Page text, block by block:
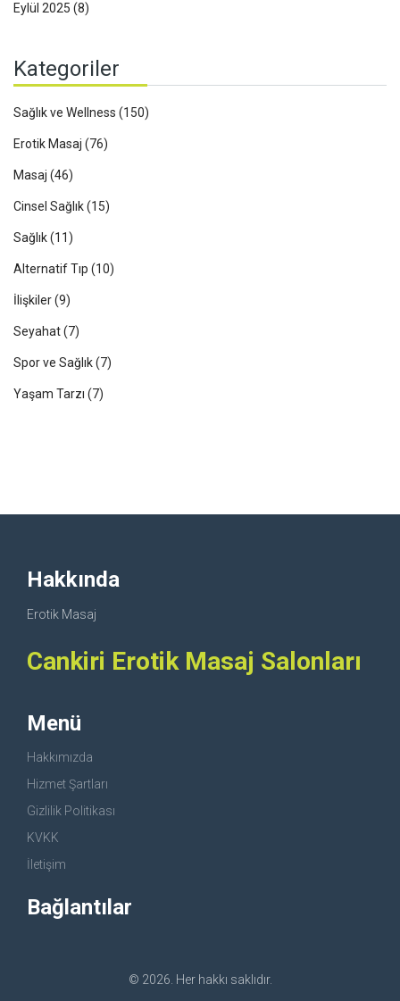
Eylül 2025 (8)
Kategoriler
Sağlık ve Wellness (150)
Erotik Masaj (76)
Masaj (46)
Cinsel Sağlık(15)
Sağlık(11)
Alternatif Tıp (10)
İlişkiler(9)
Seyahat(7)
Spor ve Sağlık(7)
Yaşam Tarzı (7)
Hakkında
Erotik Masaj
Cankiri Erotik Masaj Salonları
Menü
Hakkımızda
Hizmet Şartları
Gizlilik Politikası
KVKK
İletişim
Bağlantılar
© 2026. Her hakkı saklıdır.